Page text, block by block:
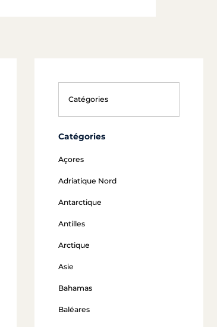
Catégories
Açores
Adriatique Nord
Antarctique
Antilles
Arctique
Asie
Bahamas
Baléares